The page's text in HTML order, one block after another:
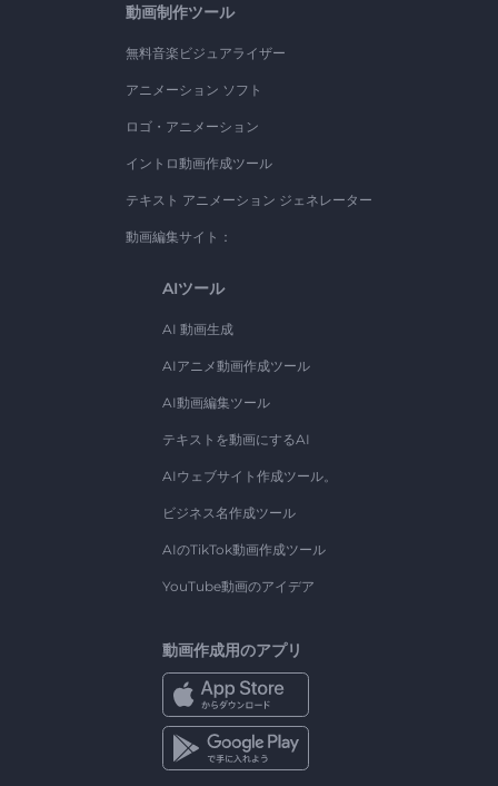
動画制作ツール
無料音楽ビジュアライザー
アニメーション ソフト
ロゴ・アニメーション
イントロ動画作成ツール
テキスト アニメーション ジェネレーター
動画編集サイト：
AIツール
AI 動画生成
AIアニメ動画作成ツール
AI動画編集ツール
テキストを動画にするAI
AIウェブサイト作成ツール。
ビジネス名作成ツール
AIのTikTok動画作成ツール
YouTube動画のアイデア
動画作成用のアプリ